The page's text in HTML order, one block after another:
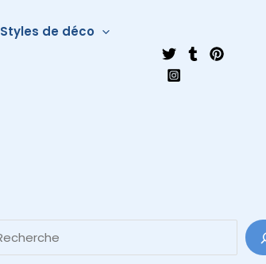
Styles de déco